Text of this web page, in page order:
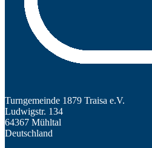
Turngemeinde 1879 Traisa e.V.
Ludwigstr. 134
64367 Mühltal
Deutschland